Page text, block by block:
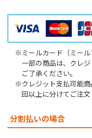
ミールカード（ミー
一部の商品は、クレ
ご了承ください。
クレジット支払可能
回以上に分けてご注文
分割払いの場合